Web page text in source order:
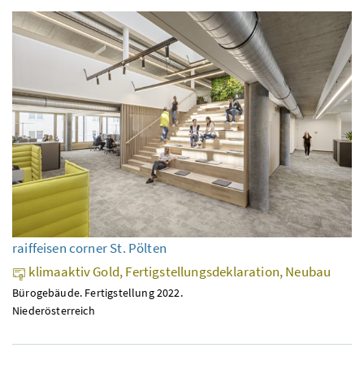
raiffeisen corner St. Pölten
klimaaktiv Gold, Fertigstellungsdeklaration, Neubau
Bürogebäude. Fertigstellung 2022.
Niederösterreich